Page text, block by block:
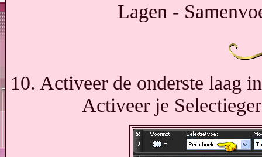
Lagen -
10. Activeer de onderste laag
Activeer je